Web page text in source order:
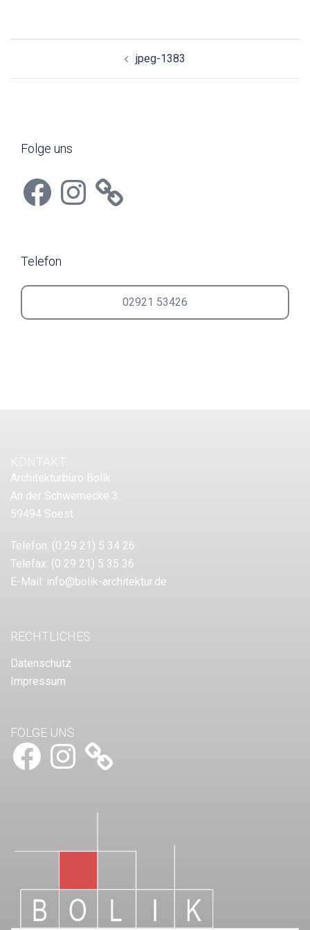
jpeg-1383
Folge uns
FacebookInstagram
Telefon
02921 53426
KONTAKT
Architekturbüro Bolik
An der Schwemecke 3
59494 Soest
Telefon: (0 29 21) 5 34 26
Telefax: (0 29 21) 5 35 36
E-Mail: info@bolik-architektur.de
RECHTLICHES
Datenschutz
Impressum
FOLGE UNS
FacebookInstagram